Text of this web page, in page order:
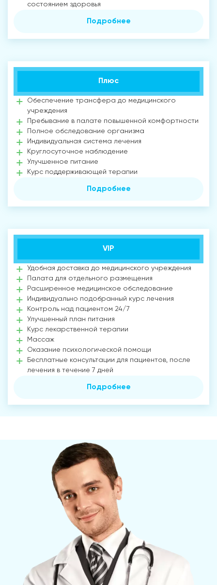
состоянием здоровья
Подробнее
Плюс
Обеспечение трансфера до медицинского
учреждения
Пребывание в палате повышенной комфортности
Полное обследование организма
Индивидуальная система лечения
Круглосуточное наблюдение
Улучшенное питание
Курс поддерживающей терапии
Подробнее
VIP
Удобная доставка до медицинского учреждения
Палата для отдельного размещения
Расширенное медицинское обследование
Индивидуально подобранный курс лечения
Контроль над пациентом 24/7
Улучшенный план питания
Курс лекарственной терапии
Массаж
Оказание психологической помощи
Бесплатные консультации для пациентов, после
лечения в течение 7 дней
Подробнее